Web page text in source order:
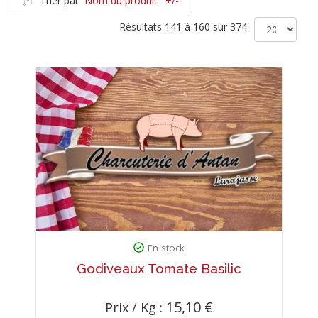
Résultats 141 à 160 sur 374
En stock
Godiveaux Tomate Basilic
Prix / Kg : 15,10 €